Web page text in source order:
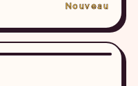
Nouveau